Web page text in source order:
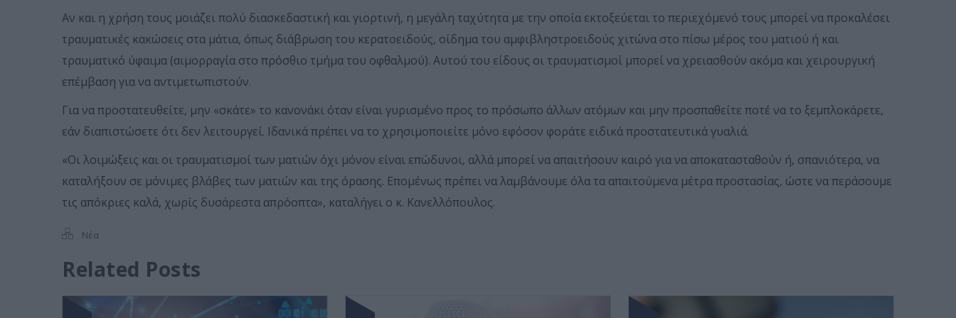
Αν και η χρήση τους μοιάζει πολύ διασκεδαστική και γιορτινή, η μεγάλη ταχύτητα με την οποία εκτοξεύεται το περιεχόμενό τους μπορεί να προκαλέσει
τραυματικές κακώσεις στα μάτια, όπως διάβρωση του κερατοειδούς, οίδημα του αμφιβληστροειδούς χιτώνα στο πίσω μέρος του ματιού ή και
τραυματικό ύφαιμα (αιμορραγία στο πρόσθιο τμήμα του οφθαλμού). Αυτού του είδους οι τραυματισμοί μπορεί να χρειασθούν ακόμα και χειρουργική
επέμβαση για να αντιμετωπιστούν.
Για να προστατευθείτε, μην «σκάτε» το κανονάκι όταν είναι γυρισμένο προς το πρόσωπο άλλων ατόμων και μην προσπαθείτε ποτέ να το ξεμπλοκάρετε,
εάν διαπιστώσετε ότι δεν λειτουργεί. Ιδανικά πρέπει να το χρησιμοποιείτε μόνο εφόσον φοράτε ειδικά προστατευτικά γυαλιά.
«Οι λοιμώξεις και οι τραυματισμοί των ματιών όχι μόνον είναι επώδυνοι, αλλά μπορεί να απαιτήσουν καιρό για να αποκατασταθούν ή, σπανιότερα, να
καταλήξουν σε μόνιμες βλάβες των ματιών και της όρασης. Επομένως πρέπει να λαμβάνουμε όλα τα απαιτούμενα μέτρα προστασίας, ώστε να περάσουμε
τις απόκριες καλά, χωρίς δυσάρεστα απρόοπτα», καταλήγει ο κ. Κανελλόπουλος.
Νέα
Related Posts